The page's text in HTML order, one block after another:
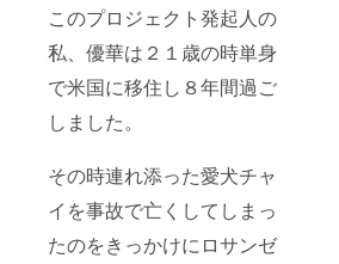
このプロジェクト発起人の
私、優華は２１歳の時単身
で米国に移住し８年間過ご
しました。
その時連れ添った愛犬チャ
イを事故で亡くしてしまっ
たのをきっかけにロサンゼ